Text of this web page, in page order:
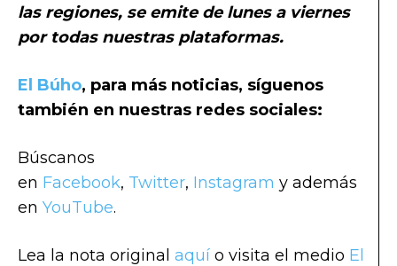
las regiones, se emite de lunes a viernes
por todas nuestras plataformas.
El Búho, para más noticias, síguenos
también en nuestras redes sociales:
Búscanos
en Facebook, Twitter, Instagram y además
en YouTube.
Lea la nota original aquí o visita el medio El